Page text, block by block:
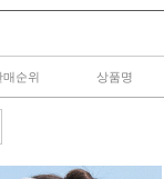
매순위 상품명